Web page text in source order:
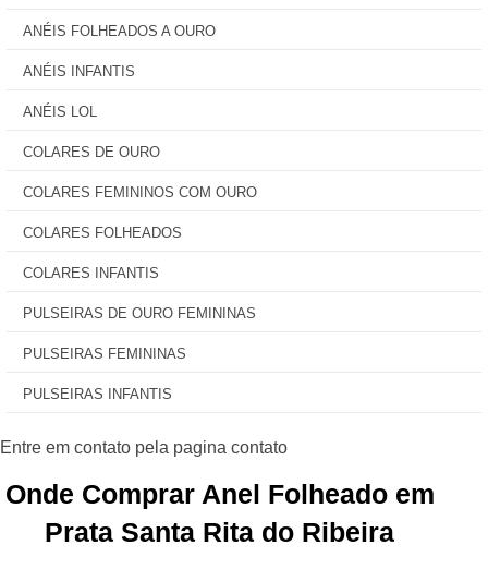
ANÉIS FOLHEADOS A OURO
ANÉIS INFANTIS
ANÉIS LOL
COLARES DE OURO
COLARES FEMININOS COM OURO
COLARES FOLHEADOS
COLARES INFANTIS
PULSEIRAS DE OURO FEMININAS
PULSEIRAS FEMININAS
PULSEIRAS INFANTIS
Onde Comprar Anel Folheado em
Prata Santa Rita do Ribeira